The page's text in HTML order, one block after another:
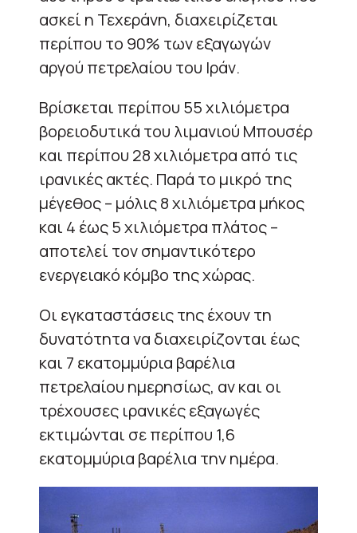
ασκεί η Τεχεράνη, διαχειρίζεται
περίπου το 90% των εξαγωγών
αργού πετρελαίου του Ιράν.
Βρίσκεται περίπου 55 χιλιόμετρα
βορειοδυτικά του λιμανιού Μπουσέρ
και περίπου 28 χιλιόμετρα από τις
ιρανικές ακτές. Παρά το μικρό της
μέγεθος – μόλις 8 χιλιόμετρα μήκος
και 4 έως 5 χιλιόμετρα πλάτος –
αποτελεί τον σημαντικότερο
ενεργειακό κόμβο της χώρας.
Οι εγκαταστάσεις της έχουν τη
δυνατότητα να διαχειρίζονται έως
και 7 εκατομμύρια βαρέλια
πετρελαίου ημερησίως, αν και οι
τρέχουσες ιρανικές εξαγωγές
εκτιμώνται σε περίπου 1,6
εκατομμύρια βαρέλια την ημέρα.